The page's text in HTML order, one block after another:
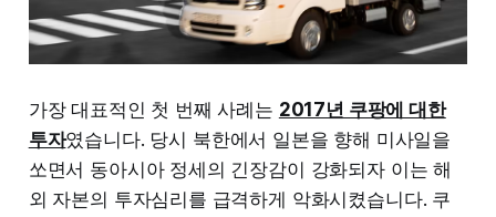
가장 대표적인 첫 번째 사례는 2017년 쿠팡에 대한
투자였습니다. 당시 북한에서 일본을 향해 미사일을
쏘면서 동아시아 정세의 긴장감이 강화되자 이는 해
외 자본의 투자심리를 급격하게 악화시켰습니다. 쿠